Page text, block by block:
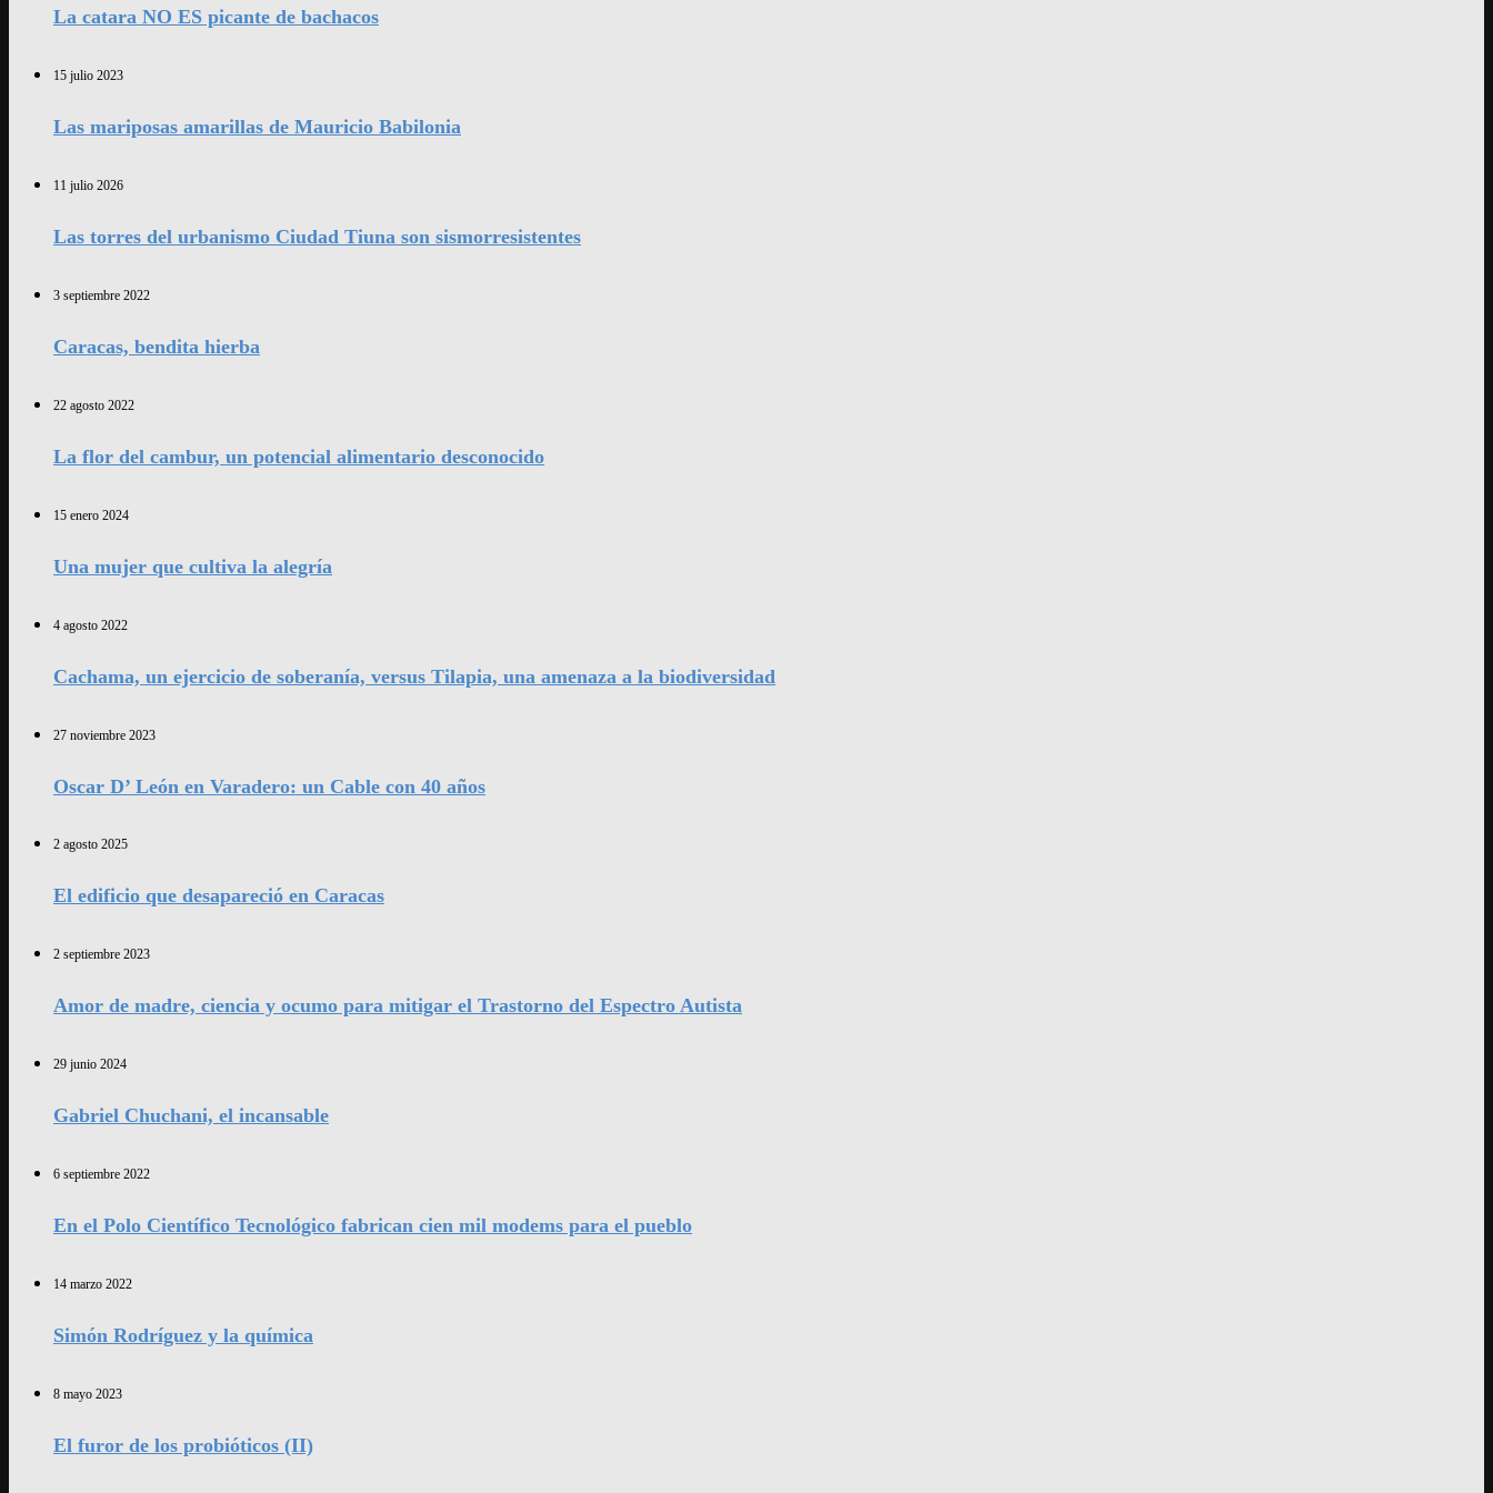
La catara NO ES picante de bachacos
15 julio 2023
Las mariposas amarillas de Mauricio Babilonia
11 julio 2026
Las torres del urbanismo Ciudad Tiuna son sismorresistentes
3 septiembre 2022
Caracas, bendita hierba
22 agosto 2022
La flor del cambur, un potencial alimentario desconocido
15 enero 2024
Una mujer que cultiva la alegría
4 agosto 2022
Cachama, un ejercicio de soberanía, versus Tilapia, una amenaza a la biodiversidad
27 noviembre 2023
Oscar D’ León en Varadero: un Cable con 40 años
2 agosto 2025
El edificio que desapareció en Caracas
2 septiembre 2023
Amor de madre, ciencia y ocumo para mitigar el Trastorno del Espectro Autista
29 junio 2024
Gabriel Chuchani, el incansable
6 septiembre 2022
En el Polo Científico Tecnológico fabrican cien mil modems para el pueblo
14 marzo 2022
Simón Rodríguez y la química
8 mayo 2023
El furor de los probióticos (II)